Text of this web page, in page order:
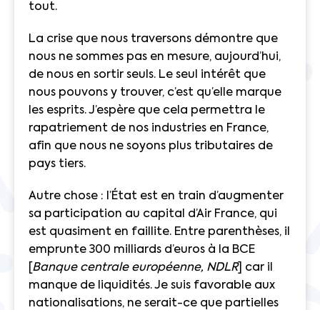
tout.
La crise que nous traversons démontre que
nous ne sommes pas en mesure, aujourd’hui,
de nous en sortir seuls. Le seul intérêt que
nous pouvons y trouver, c’est qu’elle marque
les esprits. J’espère que cela permettra
le
rapatriement de nos industries en France,
afin que nous ne soyons plus tributaires de
pays tiers.
Autre chose : l’État est en train d’augmenter
sa participation au capital d’Air France, qui
est quasiment en faillite. Entre parenthèses, il
emprunte 300 milliards d’euros à la BCE
Banque centrale européenne, NDLR] car il
manque de liquidités. Je suis favorable aux
nationalisations, ne serait-ce que partielles